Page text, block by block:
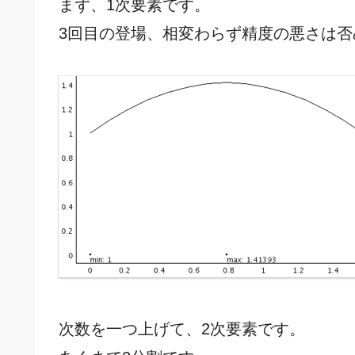
まず、1次要素です。
3回目の登場、相変わらず精度の悪さは
次数を一つ上げて、2次要素です。